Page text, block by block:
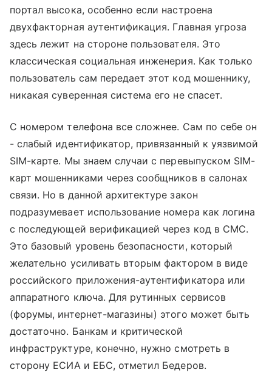
портал высока, особенно если настроена
двухфакторная аутентификация. Главная угроза
здесь лежит на стороне пользователя. Это
классическая социальная инженерия. Как только
пользователь сам передает этот код мошеннику,
никакая суверенная система его не спасет.
С номером телефона все сложнее. Сам по себе он
- слабый идентификатор, привязанный к уязвимой
SIM-карте. Мы знаем случаи с перевыпуском SIM-
карт мошенниками через сообщников в салонах
связи. Но в данной архитектуре закон
подразумевает использование номера как логина
с последующей верификацией через код в СМС.
Это базовый уровень безопасности, который
желательно усиливать вторым фактором в виде
российского приложения-аутентификатора или
аппаратного ключа. Для рутинных сервисов
(форумы, интернет-магазины) этого может быть
достаточно. Банкам и критической
инфраструктуре, конечно, нужно смотреть в
сторону ЕСИА и ЕБС, отметил Бедеров.